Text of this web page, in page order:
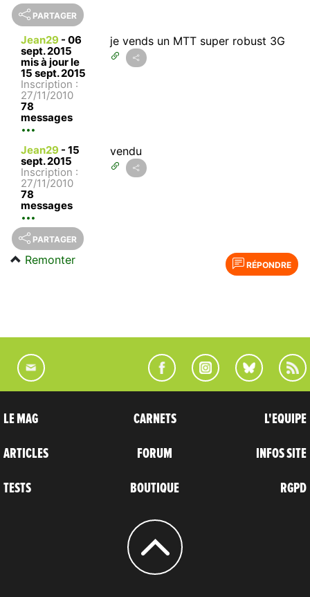
PARTAGER
Jean29 - 06
sept. 2015
mis à jour le
15 sept. 2015
Inscription :
27/11/2010
78
messages
je vends un MTT super robust 3G
Jean29 - 15
sept. 2015
Inscription :
27/11/2010
78
messages
vendu
PARTAGER
RÉPONDRE
Remonter
LE MAG
ARTICLES
TESTS
CARNETS
FORUM
BOUTIQUE
L'EQUIPE
INFOS SITE
RGPD